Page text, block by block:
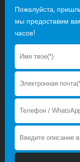
Пожалуйста,
мы предоставим
часов!